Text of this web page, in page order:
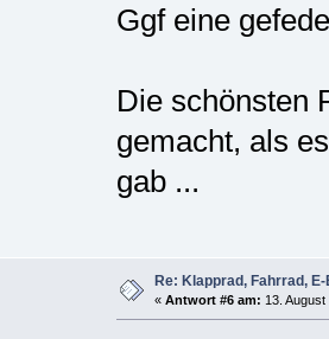
Ggf eine
Die schönsten
gemacht, als
gab ...
Re: Klapprad, Fahrrad,
« Antwort #6 am: 13.